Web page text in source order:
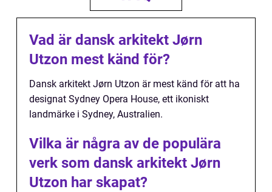
Vad är dansk arkitekt Jørn
Utzon mest känd för?
Dansk arkitekt Jørn Utzon är mest känd för att ha
designat Sydney Opera House, ett ikoniskt
landmärke i Sydney, Australien.
Vilka är några av de populära
verk som dansk arkitekt Jørn
Utzon har skapat?